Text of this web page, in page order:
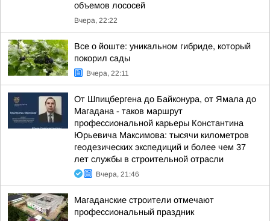
объемов лососей
Вчера, 22:22
Все о йоште: уникальном гибриде, который
покорил сады
Вчера, 22:11
От Шпицбергена до Байконура, от Ямала до
Магадана - таков маршрут
профессиональной карьеры Константина
Юрьевича Максимова: тысячи километров
геодезических экспедиций и более чем 37
лет службы в строительной отрасли
Вчера, 21:46
Магаданские строители отмечают
профессиональный праздник